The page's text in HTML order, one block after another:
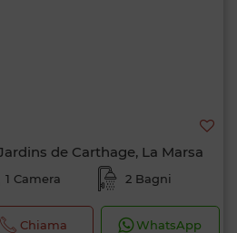
de Carthage, La Marsa
1 Camera 2 Bagni
Chiama WhatsApp